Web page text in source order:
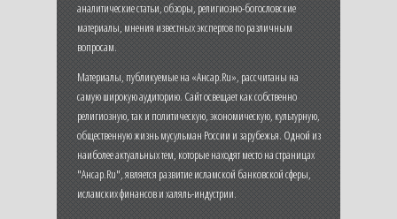
аналитические статьи, обзоры, религиозно-богословские
материалы, мнения известных экспертов по различным
вопросам.
Материалы, публикуемые на «Ансар.Ru», рассчитаны на
самую широкую аудиторию. Сайт освещает как собственно
религиозную, так и политическую, экономическую, культурную,
общественную жизнь мусульман России и зарубежья. Одной из
наиболее актуальных тем, которые находят место на страницах
"Ансар.Ru", является развитие исламской банковской сферы,
исламских финансов и халяль-индустрии.